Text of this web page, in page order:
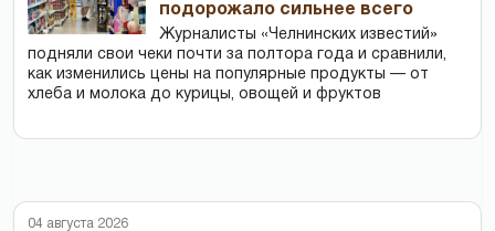
подорожало сильнее всего
Журналисты «Челнинских известий»
подняли свои чеки почти за полтора года и сравнили,
как изменились цены на популярные продукты — от
хлеба и молока до курицы, овощей и фруктов
04 августа 2026